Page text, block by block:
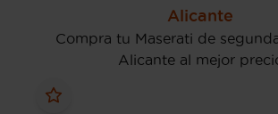
Alicante
Compra tu Maserati de
Alicante al mejor